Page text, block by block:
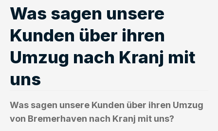
Was sagen unsere
Kunden über ihren
Umzug nach Kranj mit
uns
Was sagen unsere Kunden über ihren Umzug
von Bremerhaven nach Kranj mit uns?